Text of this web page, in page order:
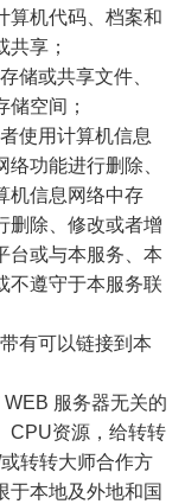
算机代码、档案和
享；
储或共享文件、
储空间；
使用计算机信息
功能进行删除、
机信息网络中存
删除、修改或者增
台或与本服务、本
不遵守于本服务联
有可以链接到本
服务器无关的
CPU资源，给转转
转转大师合作方
于本地及外地和国